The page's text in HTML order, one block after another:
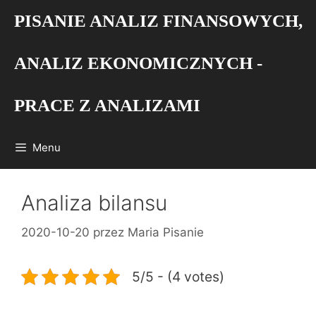
PISANIE ANALIZ FINANSOWYCH,
ANALIZ EKONOMICZNYCH -
PRACE Z ANALIZAMI
Menu
Analiza bilansu
2020-10-20 przez Maria Pisanie
5/5 - (4 votes)